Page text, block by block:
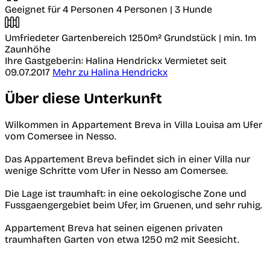
Geeignet für 4 Personen 4 Personen | 3 Hunde
Umfriedeter Gartenbereich 1250m² Grundstück | min. 1m
Zaunhöhe
Ihre Gastgeber:in: Halina Hendrickx Vermietet seit
09.07.2017 Mehr zu Halina Hendrickx
Über diese Unterkunft
Wilkommen in Appartement Breva in Villa Louisa am Ufer
vom Comersee in Nesso.
Das Appartement Breva befindet sich in einer Villa nur
wenige Schritte vom Ufer in Nesso am Comersee.
Die Lage ist traumhaft: in eine oekologische Zone und
Fussgaengergebiet beim Ufer, im Gruenen, und sehr ruhig.
Appartement Breva hat seinen eigenen privaten
traumhaften Garten von etwa 1250 m2 mit Seesicht.